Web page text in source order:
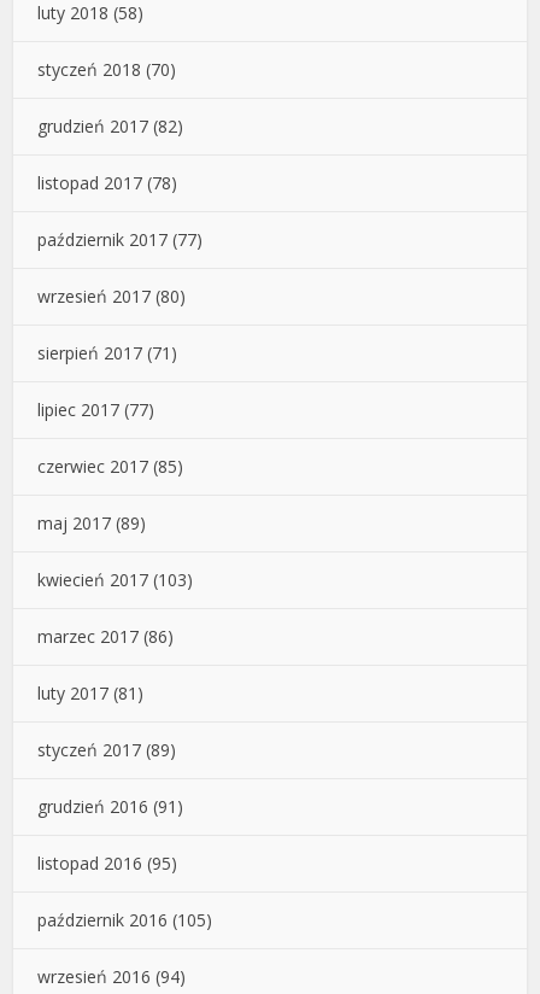
luty 2018 (58)
styczeń 2018 (70)
grudzień 2017 (82)
listopad 2017 (78)
październik 2017 (77)
wrzesień 2017 (80)
sierpień 2017 (71)
lipiec 2017 (77)
czerwiec 2017 (85)
maj 2017 (89)
kwiecień 2017 (103)
marzec 2017 (86)
luty 2017 (81)
styczeń 2017 (89)
grudzień 2016 (91)
listopad 2016 (95)
październik 2016 (105)
wrzesień 2016 (94)